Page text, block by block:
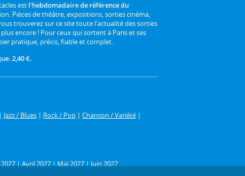
est l'hebdomadaire de référence du
Pièces de théâtre, expositions, sorties cinéma,
trouverez sur ce site toute l'actualité des sorties
encore ! Pour ceux qui sortent à Paris et ses
pratique, précis, fiable et complet.
2,40 €.
| Jazz / Blues | Rock / Pop | Chanson / Variété |
|Avril 2027|Mai 2027|Juin 2027